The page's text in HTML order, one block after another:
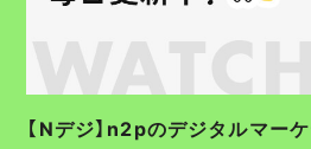
【Nデジ】n2pのデジタルマー